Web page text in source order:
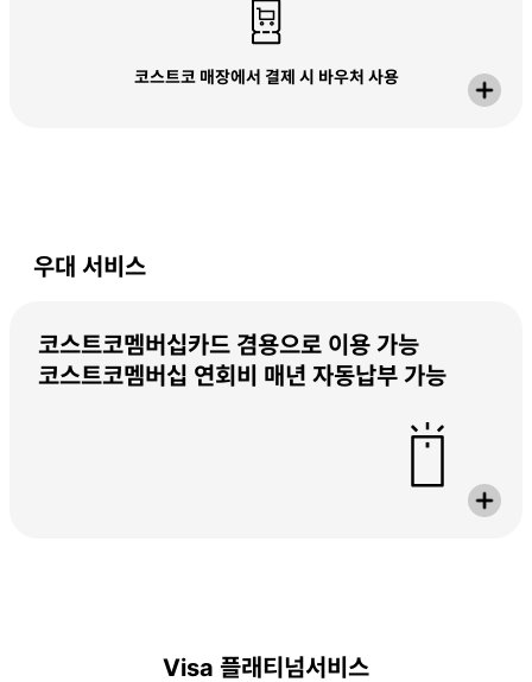
코스트코 매장에서 결제 시 바우처 사용
우대 서비스
코스트코멤버십카드 겸용으로 이용 가능
코스트코멤버십 연회비 매년 자동납부 가능
Visa 플래티넘서비스